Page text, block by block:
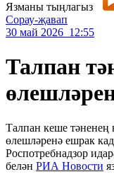
Язманы тыңлагыз
Сорау-җавап
30 май 2026 12:55
Талпан
Талпан кеше тәненең
өлешләренә ешрак
Роспотребнадзор
белән РИА Новости